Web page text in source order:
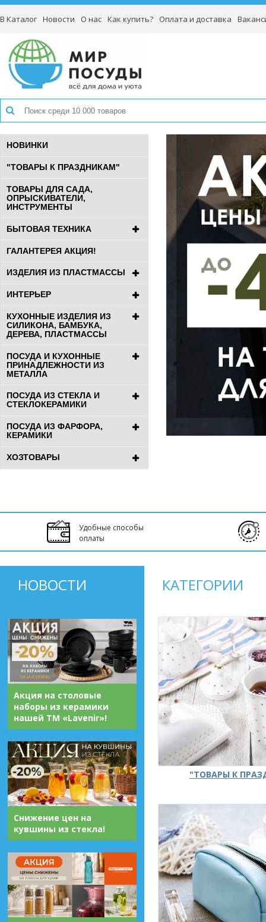
В Каталог Новости О нас Как купить? Оплата и доставка
НОВИНКИ
"ТОВАРЫ К ПРАЗДНИКАМ"
ТОВАРЫ ДЛЯ САДА,
ОПРЫСКИВАТЕЛИ,
ИНСТРУМЕНТЫ
БЫТОВАЯ ТЕХНИКА
ГАЛАНТЕРЕЯ АКЦИЯ!
ИЗДЕЛИЯ ИЗ ПЛАСТМАССЫ
ИНТЕРЬЕР
КУХОННЫЕ ИЗДЕЛИЯ ИЗ
СИЛИКОНА, БАМБУКА,
ДЕРЕВА, ПЛАСТМАССЫ
ПОСУДА И КУХОННЫЕ
ПРИНАДЛЕЖНОСТИ ИЗ
МЕТАЛЛА
ПОСУДА ИЗ СТЕКЛА И
СТЕКЛОКЕРАМИКИ
ПОСУДА ИЗ ФАРФОРА,
КЕРАМИКИ
ХОЗТОВАРЫ
Удобные способы
оплаты
НОВОСТИ
Акция на столовые
наборы из керамики
нашей ТМ «Lavenir»!
Снижение цен на
кувшины из стекла!
КАТЕГОРИИ
"ТОВАРЫ К